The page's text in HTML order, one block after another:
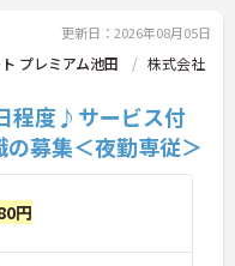
えるため、
職場です。
！」という
、入社1日
ジキャタ提
案に目を通
上につな
組めます。
更新日：2026年08月05日
プレミアム池田
株式会社
程度♪サービス付
募集＜夜勤専従＞
円